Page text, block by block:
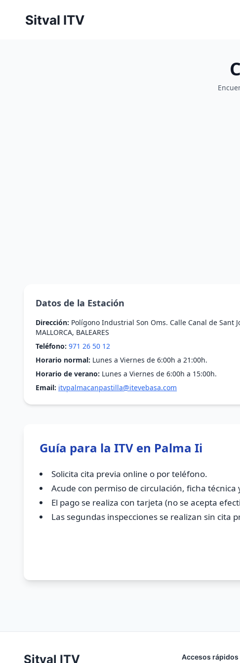
Sitval ITV
Datos de la Estación
Dirección: Polígono Industrial Son Oms. Calle Canal de Sant
MALLORCA, BALEARES
Teléfono: 971 26 50 12
Horario normal: Lunes a Viernes de 6:00h a 21:00h.
Horario de verano: Lunes a Viernes de 6:00h a 15:00h.
Email: itvpalmacanpastilla@itevebasa.com
Guía para la ITV en Palma Ii
Solicita cita previa online o por teléfono.
Acude con permiso de circulación, ficha técnica
El pago se realiza con tarjeta (no se acepta
Las segundas inspecciones se realizan sin cita
Sitval ITV Accesos rápidos